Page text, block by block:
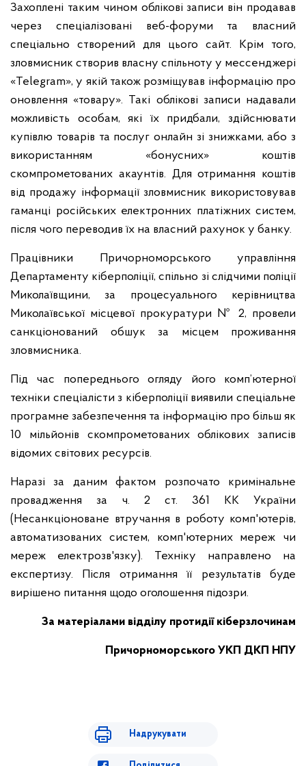
Захоплені таким чином облікові записи він продавав
через спеціалізовані веб-форуми та власний
спеціально створений для цього сайт. Крім того,
зловмисник створив власну спільноту у мессенджері
«Telegram», у якій також розміщував інформацію про
оновлення «товару». Такі облікові записи надавали
можливість особам, які їх придбали, здійснювати
купівлю товарів та послуг онлайн зі знижками, або з
використанням «бонусних» коштів
скомпрометованих акаунтів. Для отримання коштів
від продажу інформації зловмисник використовував
гаманці російських електронних платіжних систем,
після чого переводив їх на власний рахунок у банку.
Працівники Причорноморського управління
Департаменту кіберполіції, спільно зі слідчими поліції
Миколаївщини, за процесуального керівництва
Миколаївської місцевої прокуратури № 2, провели
санкціонований обшук за місцем проживання
зловмисника.
Під час попереднього огляду його комп’ютерної
техніки спеціалісти з кіберполіції виявили спеціальне
програмне забезпечення та інформацію про більш як
10 мільйонів скомпрометованих облікових записів
відомих світових ресурсів.
Наразі за даним фактом розпочато кримінальне
провадження за ч. 2 ст. 361 КК України
(Несанкціоноване втручання в роботу комп'ютерів,
автоматизованих систем, комп'ютерних мереж чи
мереж електрозв'язку). Техніку направлено на
експертизу. Після отримання її результатів буде
вирішено питання щодо оголошення підозри.
За матеріалами відділу протидії кіберзлочинам
Причорноморського УКП ДКП НПУ
Надрукувати